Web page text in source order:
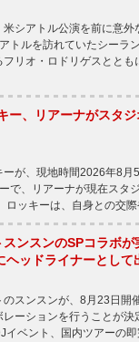
シアトル公演を前に意
トルを訪れていたシーラ
フリオ・ロドリゲスとと
ー、リアーナがスタ
が、現地時間2026年8月
で、リアーナが現在スタ
ッキーは、自身との交
スンスンのSPコラボ
ッドライナーとして
スンスンが、8月23日開
レーションを行うことが
イベント、国内ツアーの